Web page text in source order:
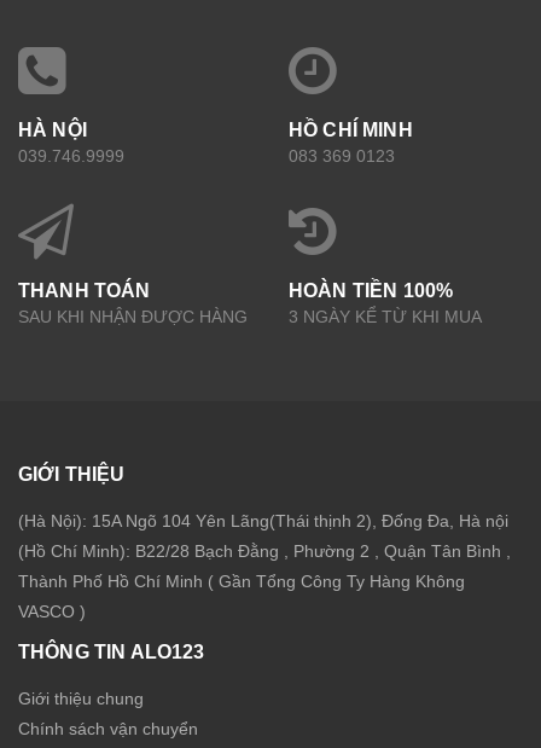
HÀ NỘI
039.746.9999
HỒ CHÍ MINH
083 369 0123
THANH TOÁN
SAU KHI NHẬN ĐƯỢC HÀNG
HOÀN TIỀN 100%
3 NGÀY KỂ TỪ KHI MUA
GIỚI THIỆU
(Hà Nội): 15A Ngõ 104 Yên Lãng(Thái thịnh 2), Đống Đa, Hà nội
(Hồ Chí Minh): B22/28 Bạch Đằng , Phường 2 , Quận Tân Bình ,
Thành Phố Hồ Chí Minh ( Gần Tổng Công Ty Hàng Không
VASCO )
THÔNG TIN ALO123
Giới thiệu chung
Chính sách vận chuyển